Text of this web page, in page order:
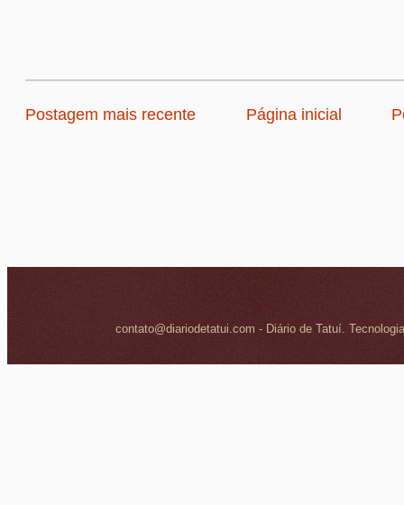
Postagem mais recente Página inicial
contato@diariodetatui.com - Diário de Tatuí.